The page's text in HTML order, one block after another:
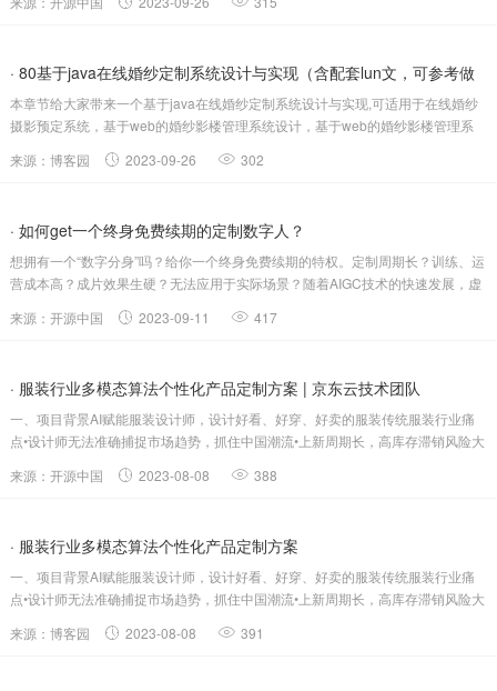
名。本文将为展示在该服务器上部署轻量化定制表单服务，这是一款基于
· 80基于java在线婚纱定制系统设计与实现（含配套lun文，可参考做
bi设）
本章节给大家带来一个基于java在线婚纱定制系统设计与实现,可适用于在线婚纱
摄影预定系统，基于web的婚纱影楼管理系统设计，基于web的婚纱影楼管理系
婚纱管理系统等等；项目背景一件完美的婚纱相当于一件艺术品，婚纱设计类似
来源：博客园 2023-09-26 302
· 如何get一个终身免费续期的定制数字人？
想拥有一个“数字分身”吗？给你一个终身免费续期的特权。定制周期长？训练、运
营成本高？成片效果生硬？无法应用于实际场景？随着AIGC技术的快速发展，虚
更加精细化方向发展。越来越多的“数字人”正在走入各行各业，不受空间、时间
来源：开源中国 2023-09-11 417
· 服装行业多模态算法个性化产品定制方案 | 京东云技术团队
一、项目背景AI赋能服装设计师，设计好看、好穿、好卖的服装传统服装行业痛
点•设计师无法准确捕捉市场趋势，抓住中国潮流•上新周期长，高库存滞销风险大
场时尚流行趋势•柔性快反+数...
来源：开源中国 2023-08-08 388
· 服装行业多模态算法个性化产品定制方案
一、项目背景AI赋能服装设计师，设计好看、好穿、好卖的服装传统服装行业痛
点•设计师无法准确捕捉市场趋势，抓住中国潮流•上新周期长，高库存滞销风险大
场时尚流行趋势•柔性快反+数智化供应链，降低库存成本•AIG...
来源：博客园 2023-08-08 391